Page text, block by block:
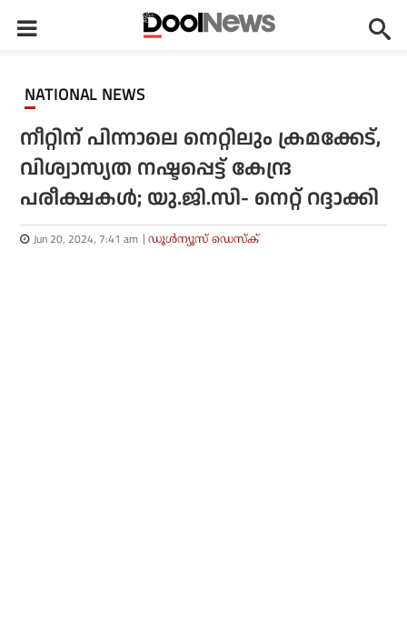
NATIONAL NEWS
നീറ്റിന് പിന്നാലെ നെറ്റിലും ക്രമക്കേട്,
വിശ്വാസ്യത നഷ്ടപ്പെട്ട് കേന്ദ്ര
പരീക്ഷകള്‍; യു.ജി.സി- നെറ്റ് റദ്ദാക്കി
Jun 20, 2024, 7:41 am ഡൂള്‍ന്യൂസ് ഡെസ്‌ക്